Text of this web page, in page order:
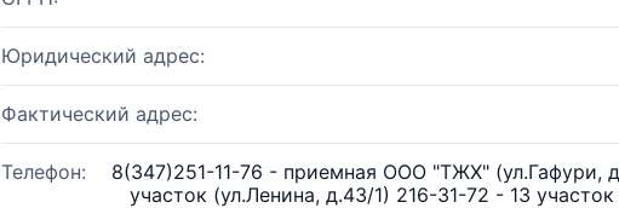
Юридический адрес:
Фактический адрес:
Телефон:
8(347)251-11-76 - приемная ООО "ТЖХ" (ул.Гафури,
участок (ул.Ленина, д.43/1) 216-31-72 - 13